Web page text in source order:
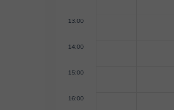
13:00
14:00
15:00
16:00